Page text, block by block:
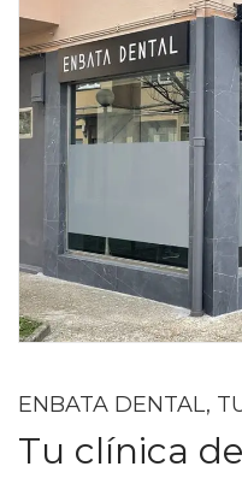
ENBATA DENTAL,
Tu clínica